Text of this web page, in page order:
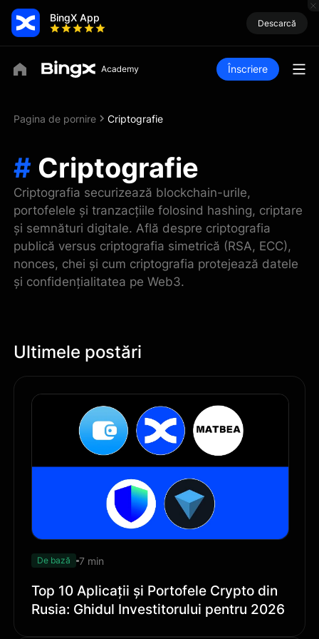
BingX App Descarcă
Înscriere
Pagina de pornire Criptografie
# Criptografie
Criptografia securizează blockchain-urile,
portofelele și tranzacțiile folosind hashing, criptare
și semnături digitale. Află despre criptografia
publică versus criptografia simetrică (RSA, ECC),
nonces, chei și cum criptografia protejează datele
și confidențialitatea pe Web3.
Ultimele postări
De bază 7 min
Top 10 Aplicații și Portofele Crypto din
Rusia: Ghidul Investitorului pentru 2026